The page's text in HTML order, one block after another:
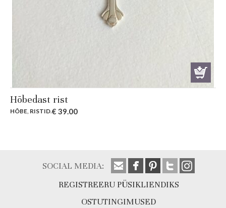
Hõbedast rist
HÕBE, RISTID.€ 39.00
SOCIAL MEDIA:
REGISTREERU PÜSIKLIENDIKS
OSTUTINGIMUSED